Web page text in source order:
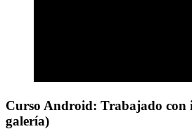
Curso Android: Trabajado con
galería)